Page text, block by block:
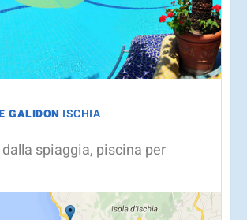
GALIDON ISCHIA
spiaggia, piscina per